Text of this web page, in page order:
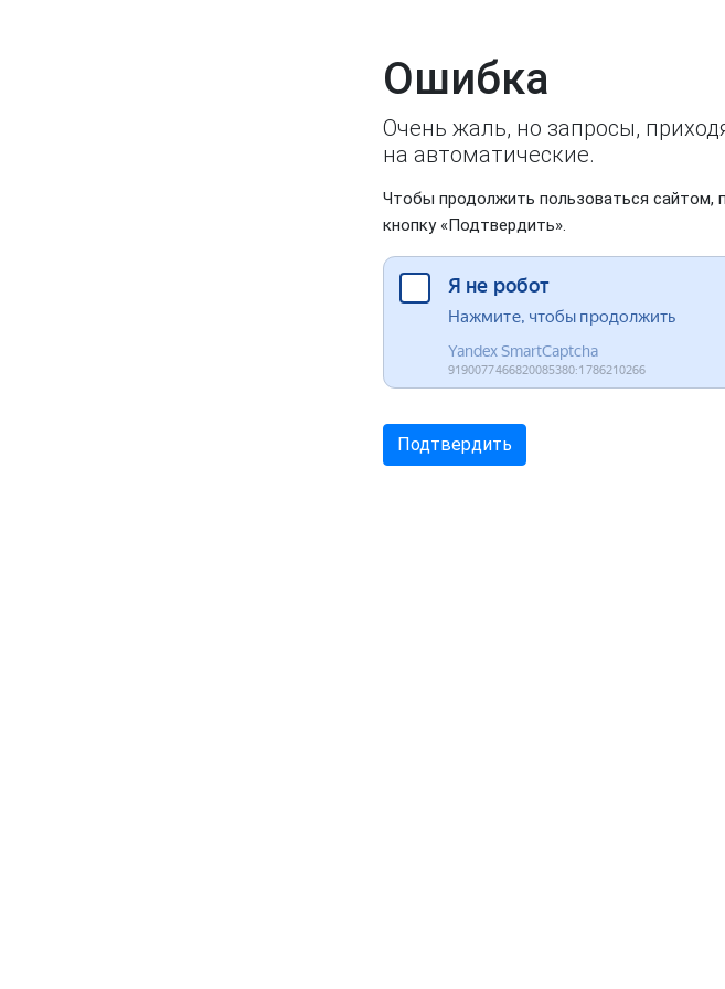
Ошибка
Очень жаль, но запросы,
на автоматические.
Чтобы продолжить пользоваться сайтом,
кнопку «Подтвердить».